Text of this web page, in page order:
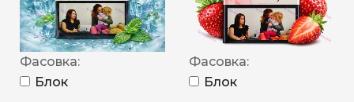
Фасовка:
Блок
Фасовка:
Блок